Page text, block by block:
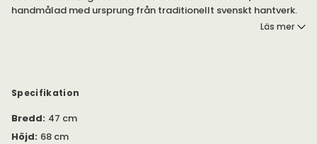
handmålad med ursprung från traditionellt svenskt hantverk.
Produkterna är handmålade i svart halvmatt lackfärg. Extra
skyddslack på toppskivor.
Läs mer
Specifikation
Bredd: 47 cm
Höjd: 68 cm